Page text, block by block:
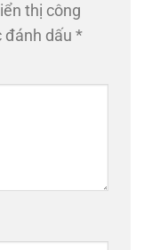
thị công
đánh dấu *